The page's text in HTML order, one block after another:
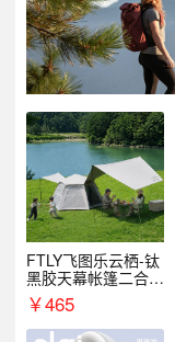
FTLY飞图乐云栖-钛
黑胶天幕帐篷二合一
TMTZ0201
￥465